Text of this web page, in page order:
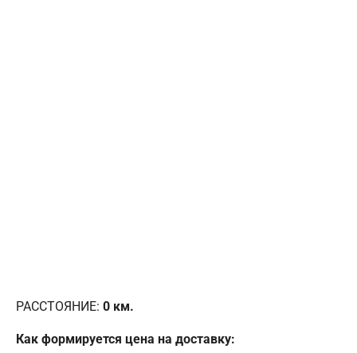
РАССТОЯНИЕ: 0 км.
Как формируется цена на доставку: